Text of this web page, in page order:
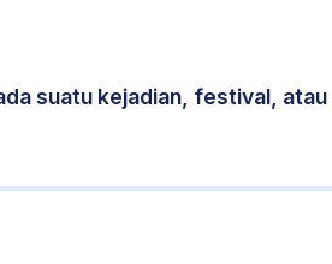
suatu kejadian, festival, atau